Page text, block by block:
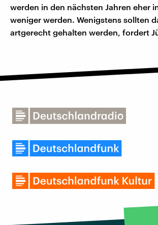
werden in den nächsten Jahren eher
weniger werden. Wenigstens sollten
artgerecht gehalten werden, fordert